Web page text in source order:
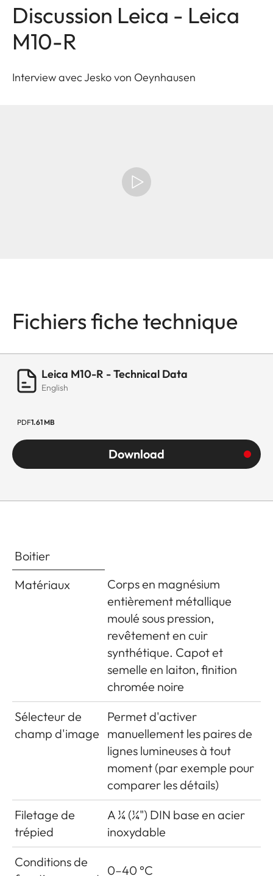
Discussion Leica - Leica
M10-R
Interview avec Jesko von Oeynhausen
Fichiers fiche technique
Leica M10-R - Technical Data
English
PDF1.61 MB
Download
Boitier
Matériaux
Corps en magnésium
entièrement métallique
moulé sous pression,
revêtement en cuir
synthétique. Capot et
semelle en laiton, finition
chromée noire
Sélecteur de
champ d'image
Permet d'activer
manuellement les paires de
lignes lumineuses à tout
moment (par exemple pour
comparer les détails)
Filetage de
trépied
A ¼ (¼") DIN base en acier
inoxydable
Conditions de
0–40 °C